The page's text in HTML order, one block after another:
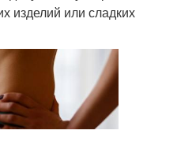
изделий или сладких